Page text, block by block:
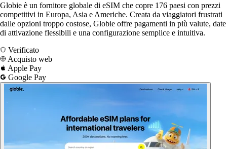
Globie è un fornitore globale di eSIM che copre 176 paesi con prezzi
competitivi in ​​Europa, Asia e Americhe. Creata da viaggiatori frustrati
dalle opzioni troppo costose, Globie offre pagamenti in più valute, date
di attivazione flessibili e una configurazione semplice e intuitiva.
Verificato
Acquisto web
Apple Pay
Google Pay